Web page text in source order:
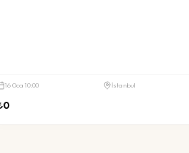
16 Oca 10:00 İstanbul
0